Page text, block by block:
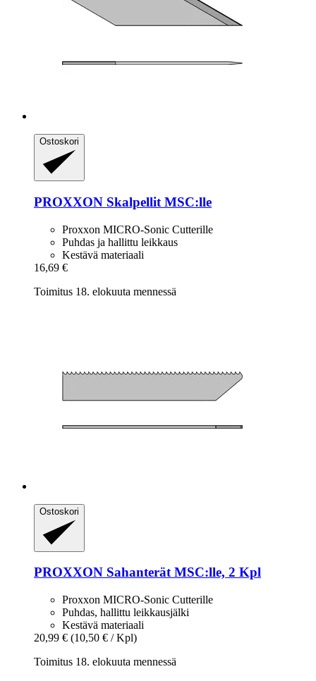
Ostoskori
PROXXON Skalpellit MSC:lle
Proxxon MICRO-Sonic Cutterille
Puhdas ja hallittu leikkaus
Kestävä materiaali
16,69 €
Toimitus 18. elokuuta mennessä
Ostoskori
PROXXON Sahanterät MSC:lle, 2 Kpl
Proxxon MICRO-Sonic Cutterille
Puhdas, hallittu leikkausjälki
Kestävä materiaali
20,99 € (10,50 € / Kpl)
Toimitus 18. elokuuta mennessä